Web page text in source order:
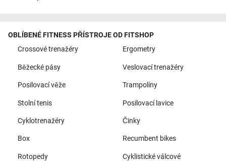
OBLÍBENÉ FITNESS PŘÍSTROJE OD FITSHOP
Crossové trenažéry
Ergometry
Běžecké pásy Veslovací trenažéry
Posilovací věže Trampolíny
Stolní tenis Posilovací lavice
Cyklotrenažéry Činky
Box Recumbent bikes
Rotopedy Cyklistické válcové